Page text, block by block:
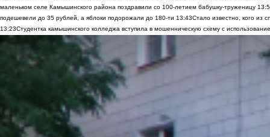
маленьком селе Камышинского района поздравили со 100-летием бабушку-труженицу
подешевели до 35 рублей, а яблоки подорожали до 180-ти 13:43Стало известно, кого из
13:23Студентка камышинского колледжа вступила в мошенническую схему с